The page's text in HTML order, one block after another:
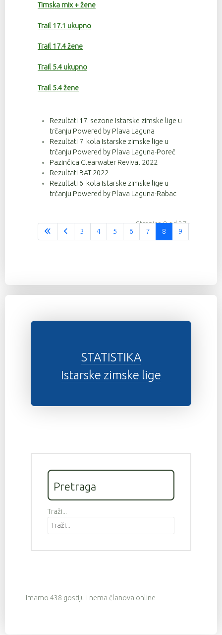
Timska mix + žene
Trail 17.1 ukupno
Trail 17.4 žene
Trail 5.4 ukupno
Trail 5.4 žene
Rezultati 17. sezone Istarske zimske lige u
trčanju Powered by Plava Laguna
Rezultati 7. kola Istarske zimske lige u
trčanju Powered by Plava Laguna-Poreč
Pazinčica Clearwater Revival 2022
Rezultati BAT 2022
Rezultati 6. kola Istarske zimske lige u
trčanju Powered by Plava Laguna-Rabac
Stranica 8 od 37
3
4 5 6 7 8 9
STATISTIKA
Istarske zimske lige
Pretraga
Traži...
Imamo 438 gostiju i nema članova online